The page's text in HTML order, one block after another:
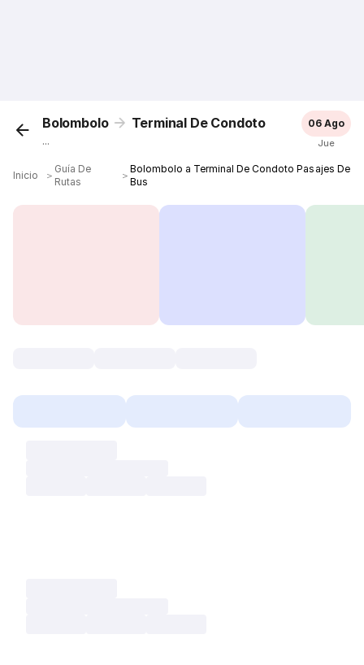
Bolombolo Terminal De Condoto
...
06 Ago
Jue
Inicio ＞
Guía De
Rutas
＞
Bolombolo a Terminal De Condoto Pasajes De
Bus